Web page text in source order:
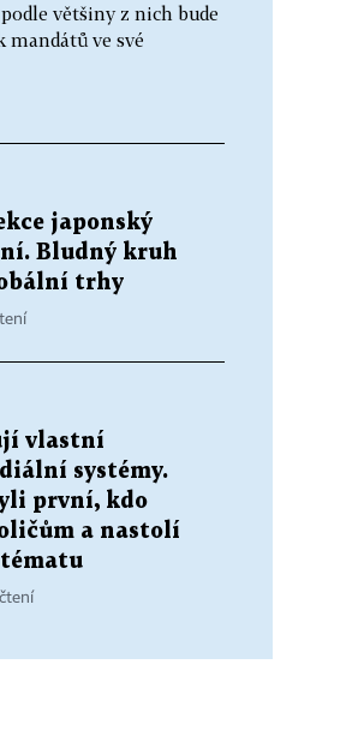
většiny z nich bude
ve své
japonský
Bludný kruh
trhy
vlastní
systémy.
první, kdo
a nastolí